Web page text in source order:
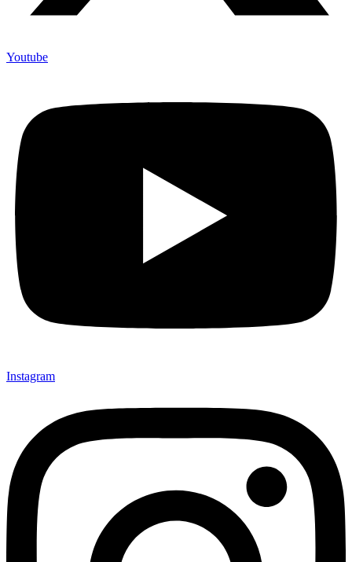
Youtube
Instagram